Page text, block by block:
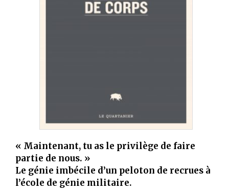
« Maintenant, tu as le privilège de faire
partie de nous. »
Le génie imbécile d’un peloton de recrues à
l’école de génie militaire.